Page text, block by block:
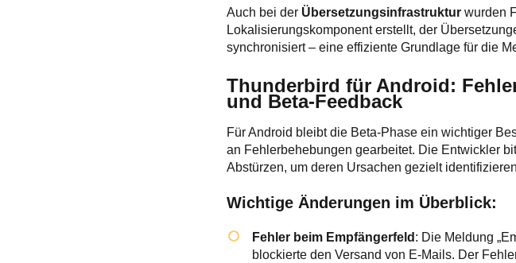
Auch bei der Übersetzungsinfrastruktur wurden
Lokalisierungskomponent erstellt, der
synchronisiert – eine effiziente Grundlage für die
Thunderbird für Android:
und Beta-Feedback
Für Android bleibt die Beta-Phase ein wichtiger
an Fehlerbehebungen gearbeitet. Die Entwickler
Abstürzen, um deren Ursachen gezielt
Wichtige Änderungen im Überblick:
Fehler beim Empfängerfeld : Die Meldung
blockierte den Versand von E-Mails. Der